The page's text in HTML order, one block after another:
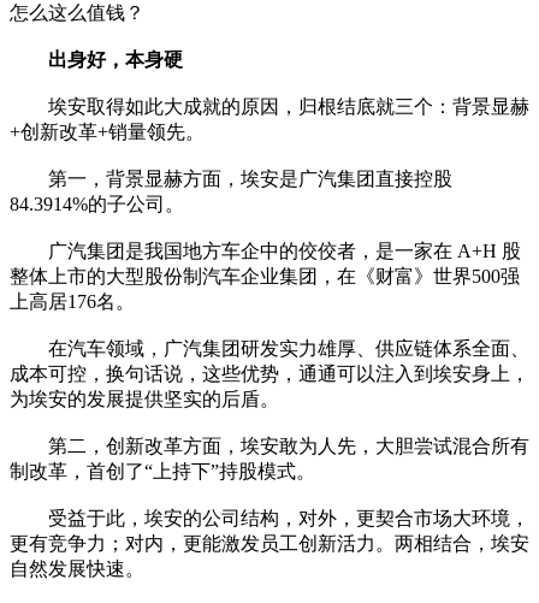
怎么这么值钱？
出身好，本身硬
埃安取得如此大成就的原因，归根结底就三个：背景显赫
+创新改革+销量领先。
第一，背景显赫方面，埃安是广汽集团直接控股
84.3914%的子公司。
广汽集团是我国地方车企中的佼佼者，是一家在 A+H 股
整体上市的大型股份制汽车企业集团，在《财富》世界500强
上高居176名。
在汽车领域，广汽集团研发实力雄厚、供应链体系全面、
成本可控，换句话说，这些优势，通通可以注入到埃安身上，
为埃安的发展提供坚实的后盾。
第二，创新改革方面，埃安敢为人先，大胆尝试混合所有
制改革，首创了“上持下”持股模式。
受益于此，埃安的公司结构，对外，更契合市场大环境，
更有竞争力；对内，更能激发员工创新活力。两相结合，埃安
自然发展快速。